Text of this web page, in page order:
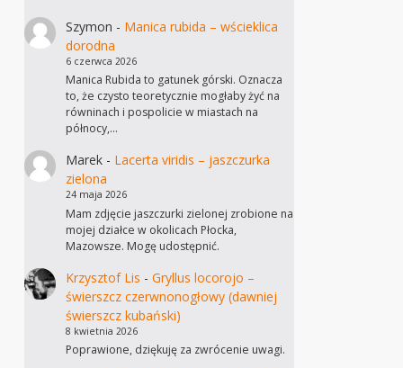
Szymon - Manica rubida – wścieklica
dorodna
6 czerwca 2026
Manica Rubida to gatunek górski. Oznacza
to, że czysto teoretycznie mogłaby żyć na
równinach i pospolicie w miastach na
północy,…
Marek- Lacerta viridis – jaszczurka
zielona
24 maja 2026
Mam zdjęcie jaszczurki zielonej zrobione na
mojej działce w okolicach Płocka,
Mazowsze. Mogę udostępnić.
Krzysztof Lis - Gryllus locorojo –
świerszcz czerwnonogłowy (dawniej
świerszcz kubański)
8 kwietnia 2026
Poprawione, dziękuję za zwrócenie uwagi.